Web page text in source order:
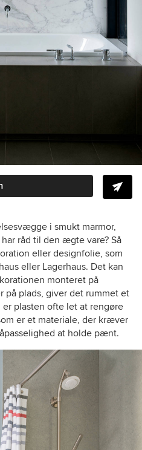
i smukt marmor,
råd til den ægte vare? Så
eller designfolie, som
eller Lagerhaus. Det kan
monteret på
plads, giver det rummet et
plasten ofte let at rengøre
er et materiale, der kræver
at holde pænt.